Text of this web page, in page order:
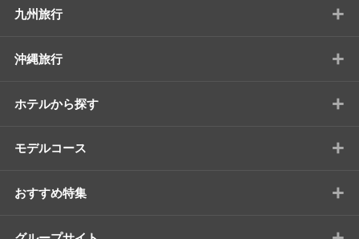
九州旅行 +
沖縄旅行 +
ホテルから探す +
モデルコース +
おすすめ特集 +